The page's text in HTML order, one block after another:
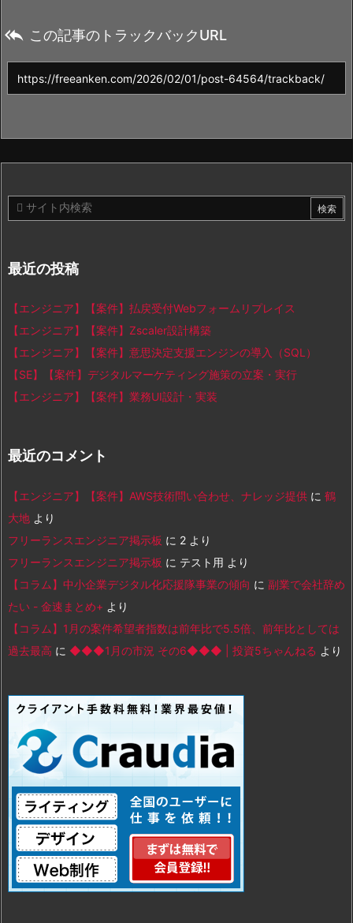
 この記事のトラックバックURL
最近の投稿
【エンジニア】【案件】払戻受付Webフォームリプレイス
【エンジニア】【案件】Zscaler設計構築
【エンジニア】【案件】意思決定支援エンジンの導入（SQL）
【SE】【案件】デジタルマーケティング施策の立案・実行
【エンジニア】【案件】業務UI設計・実装
最近のコメント
【エンジニア】【案件】AWS技術問い合わせ、ナレッジ提供 に 鶴
大地 より
フリーランスエンジニア掲示板 に 2 より
フリーランスエンジニア掲示板 に テスト用 より
【コラム】中小企業デジタル化応援隊事業の傾向 に 副業で会社辞め
たい - 金速まとめ+ より
【コラム】1月の案件希望者指数は前年比で5.5倍、前年比としては
過去最高 に ◆◆◆1月の市況 その6◆◆◆ | 投資5ちゃんねる より